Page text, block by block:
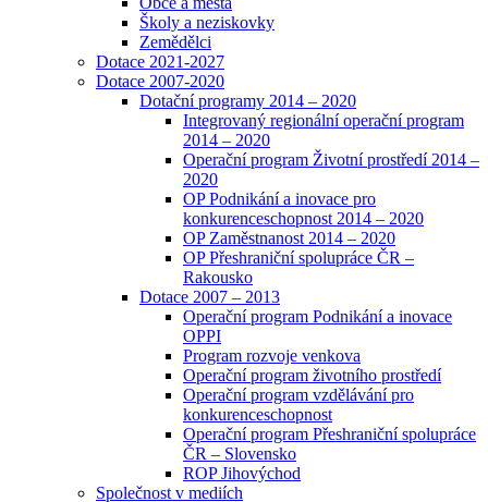
Školy a neziskovky
Zemědělci
Dotace 2021-2027
Dotace 2007-2020
Dotační programy 2014 – 2020
Integrovaný regionální operační program
2014 – 2020
Operační program Životní prostředí 2014 –
2020
OP Podnikání a inovace pro
konkurenceschopnost 2014 – 2020
OP Zaměstnanost 2014 – 2020
OP Přeshraniční spolupráce ČR –
Rakousko
Dotace 2007 – 2013
Operační program Podnikání a inovace
OPPI
Program rozvoje venkova
Operační program životního prostředí
Operační program vzdělávání pro
konkurenceschopnost
Operační program Přeshraniční spolupráce
ČR – Slovensko
ROP Jihovýchod
Společnost v mediích